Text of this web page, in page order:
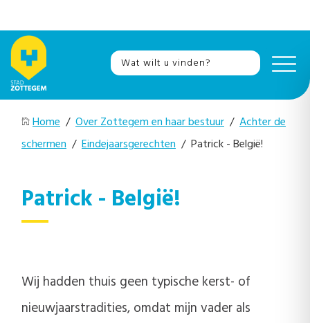
Home / Over Zottegem en haar bestuur / Achter de
schermen / Eindejaarsgerechten / Patrick - België!
Patrick - België!
Wij hadden thuis geen typische kerst- of
nieuwjaarstradities, omdat mijn vader als